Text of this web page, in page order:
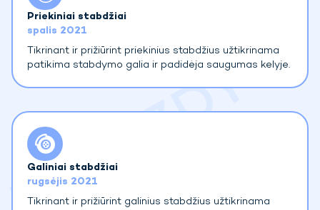
Priekiniai stabdžiai
spalis 2021
Tikrinant ir prižiūrint priekinius stabdžius užtikrinama
patikima stabdymo galia ir padidėja saugumas kelyje.
Galiniai stabdžiai
rugsėjis 2021
Tikrinant ir prižiūrint galinius stabdžius užtikrinama